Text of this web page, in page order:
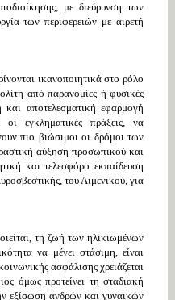
με διεύρυνση των
των περιφερειών με αιρετή
ικανοποιητικά στο ρόλο
από παρανομίες ή φυσικές
και αποτελεσματική εφαρμογή
εγκληματικές πράξεις, να
πιο βιώσιμοι οι δρόμοι των
αύξηση προσωπικού και
και τελεσφόρο εκπαίδευση
του Λιμενικού, για
τη ζωή των ηλικιωμένων
να μένει στάσιμη, είναι
ασφάλισης χρειάζεται
όμως προτείνει τη σταδιακή
εξίσωση ανδρών και γυναικών